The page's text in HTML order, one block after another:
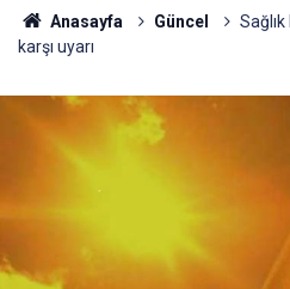
Anasayfa Güncel
Sağlık
karşı uyarı